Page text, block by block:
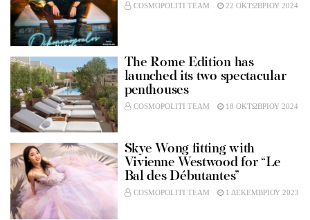
COSMOPOLITI TEAM 22 ΟΚΤΩΒΡΙΟΥ 2024
The Rome Edition has
launched its two spectacular
penthouses
COSMOPOLITI TEAM 18 ΟΚΤΩΒΡΙΟΥ 2024
Skye Wong fitting with
Vivienne Westwood for “Le
Bal des Débutantes”
COSMOPOLITI TEAM 1 ΔΕΚΕΜΒΡΙΟΥ 2023